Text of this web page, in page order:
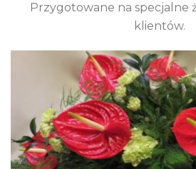
Przygotowane na specjalne
klientów.